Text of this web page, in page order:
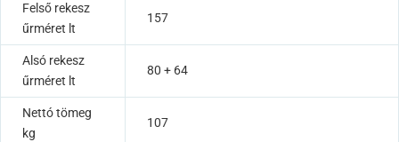
Felső rekesz
űrméret lt
157
Alsó rekesz
űrméret lt
80 + 64
Nettó tömeg
kg
107